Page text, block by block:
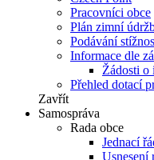
Pracovníci obce
Plán zimní
Podávání
Informace dle
Žádosti o
Přehled dotací
Zavřít
Samospráva
Rada obce
Jednací
Usnesení